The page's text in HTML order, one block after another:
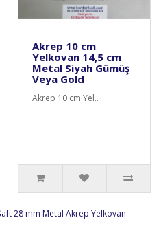
Akrep 10 cm
Yelkovan 14,5 cm
Metal Siyah Gümüş
Veya Gold
Akrep 10 cm Yel..
28 mm Metal Akrep Yelkovan